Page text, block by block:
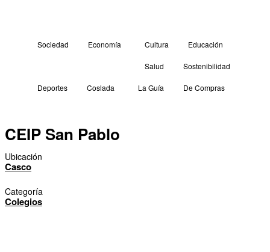
Sociedad Economía Cultura Educación
Salud Sostenibilidad
Deportes Coslada La Guía De Compras
CEIP San Pablo
Ubicación
Casco
Categoría
Colegios